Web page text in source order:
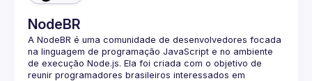
NodeBR
A NodeBR é uma comunidade de desenvolvedores focada
na linguagem de programação JavaScript e no ambiente
de execução Node.js. Ela foi criada com o objetivo de
reunir programadores brasileiros interessados em